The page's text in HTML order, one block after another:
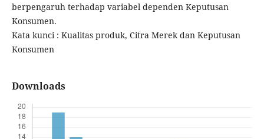
berpengaruh terhadap variabel dependen Keputusan
Konsumen.
Kata kunci : Kualitas produk, Citra Merek dan Keputusan
Konsumen
Downloads